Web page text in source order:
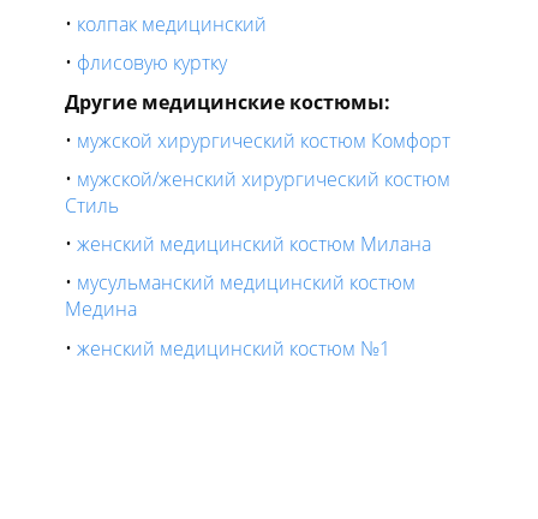
колпак медицинский
флисовую куртку
Другие медицинские костюмы:
мужской хирургический костюм Комфорт
мужской/женский хирургический костюм
Стиль
женский медицинский костюм Милана
мусульманский медицинский костюм
Медина
женский медицинский костюм №1